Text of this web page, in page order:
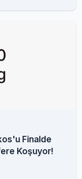
Finalde
Koşuyor!